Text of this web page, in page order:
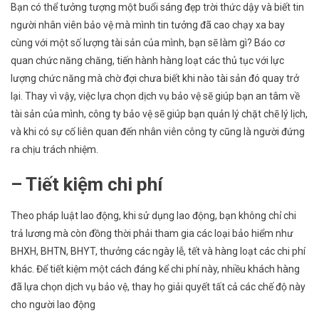
Bạn có thể tưởng tượng một buổi sáng đẹp trời thức dậy và biết tin
người nhân viên bảo vệ mà mình tin tưởng đã cao chạy xa bay
cùng với một số lượng tài sản của mình, bạn sẽ làm gì? Báo cơ
quan chức năng chăng, tiến hành hàng loạt các thủ tục với lực
lượng chức năng mà chờ đợi chưa biết khi nào tài sản đó quay trở
lại. Thay vì vậy, việc lựa chọn dịch vụ bảo vệ sẽ giúp bạn an tâm về
tài sản của mình, công ty bảo vệ sẽ giúp bạn quản lý chặt chẽ lý lịch,
và khi có sự cố liên quan đến nhân viên công ty cũng là người đứng
ra chịu trách nhiệm.
– Tiết kiệm chi phí
Theo pháp luật lao động, khi sử dụng lao động, bạn không chỉ chi
trả lương mà còn đồng thời phải tham gia các loại bảo hiểm như
BHXH, BHTN, BHYT, thưởng các ngày lễ, tết và hàng loạt các chi phí
khác. Để tiết kiệm một cách đáng kể chi phí này, nhiều khách hàng
đã lựa chọn dịch vụ bảo vệ, thay họ giải quyết tất cả các chế độ này
cho người lao động